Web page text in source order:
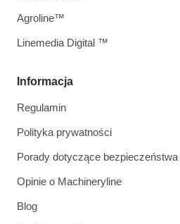
Informacja
Regulamin
Polityka prywatności
Porady dotyczące bezpieczeństwa
Opinie o Machineryline
Blog
Agroline™
Linemedia Digital ™